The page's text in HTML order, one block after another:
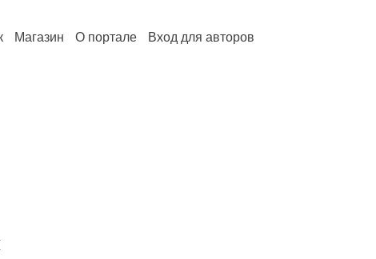
Магазин О портале Вход для авторов